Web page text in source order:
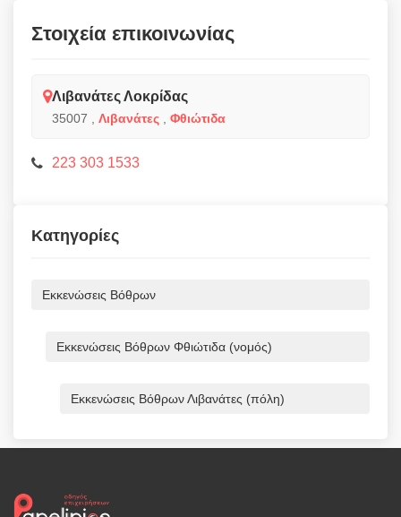
Στοιχεία επικοινωνίας
Λιβανάτες Λοκρίδας
35007 Λιβανάτες Φθιώτιδα
223 303 1533
Κατηγορίες
Εκκενώσεις Βόθρων
Εκκενώσεις Βόθρων Φθιώτιδα (νομός)
Εκκενώσεις Βόθρων Λιβανάτες (πόλη)